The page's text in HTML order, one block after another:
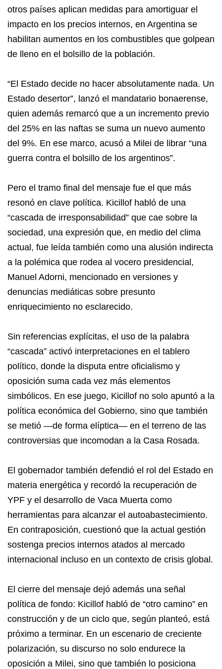
otros países aplican medidas para amortiguar el
impacto en los precios internos, en Argentina se
habilitan aumentos en los combustibles que golpean
de lleno en el bolsillo de la población.
“El Estado decide no hacer absolutamente nada. Un
Estado desertor”, lanzó el mandatario bonaerense,
quien además remarcó que a un incremento previo
del 25% en las naftas se suma un nuevo aumento
del 9%. En ese marco, acusó a Milei de librar “una
guerra contra el bolsillo de los argentinos”.
Pero el tramo final del mensaje fue el que más
resonó en clave política. Kicillof habló de una
“cascada de irresponsabilidad” que cae sobre la
sociedad, una expresión que, en medio del clima
actual, fue leída también como una alusión indirecta
a la polémica que rodea al vocero presidencial,
Manuel Adorni, mencionado en versiones y
denuncias mediáticas sobre presunto
enriquecimiento no esclarecido.
Sin referencias explícitas, el uso de la palabra
“cascada” activó interpretaciones en el tablero
político, donde la disputa entre oficialismo y
oposición suma cada vez más elementos
simbólicos. En ese juego, Kicillof no solo apuntó a la
política económica del Gobierno, sino que también
se metió —de forma elíptica— en el terreno de las
controversias que incomodan a la Casa Rosada.
El gobernador también defendió el rol del Estado en
materia energética y recordó la recuperación de
YPF y el desarrollo de Vaca Muerta como
herramientas para alcanzar el autoabastecimiento.
En contraposición, cuestionó que la actual gestión
sostenga precios internos atados al mercado
internacional incluso en un contexto de crisis global.
El cierre del mensaje dejó además una señal
política de fondo: Kicillof habló de “otro camino” en
construcción y de un ciclo que, según planteó, está
próximo a terminar. En un escenario de creciente
polarización, su discurso no solo endurece la
oposición a Milei, sino que también lo posiciona